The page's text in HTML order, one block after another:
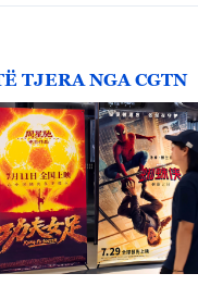
TJERA NGA CGTN